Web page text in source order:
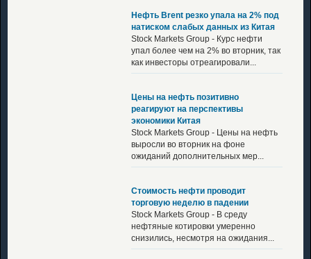
Нефть Brent резко упала на 2% под
натиском слабых данных из Китая
Stock Markets Group - Курс нефти
упал более чем на 2% во вторник, так
как инвесторы отреагировали...
Цены на нефть позитивно
реагируют на перспективы
экономики Китая
Stock Markets Group - Цены на нефть
выросли во вторник на фоне
ожиданий дополнительных мер...
Стоимость нефти проводит
торговую неделю в падении
Stock Markets Group - В среду
нефтяные котировки умеренно
снизились, несмотря на ожидания...